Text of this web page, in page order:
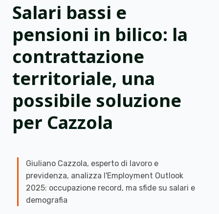
Salari bassi e
pensioni in bilico: la
contrattazione
territoriale, una
possibile soluzione
per Cazzola
Giuliano Cazzola, esperto di lavoro e
previdenza, analizza l'Employment Outlook
2025: occupazione record, ma sfide su salari e
demografia